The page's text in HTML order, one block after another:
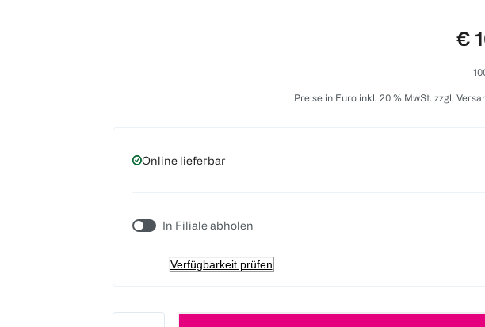
€
Preise in Euro inkl. 20 % MwSt. zzgl.
Online lieferbar
In Filiale abholen
Verfügbarkeit prüfen